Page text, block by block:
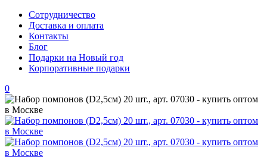
Сотрудничество
Доставка и оплата
Контакты
Блог
Подарки на Новый год
Корпоративные подарки
0